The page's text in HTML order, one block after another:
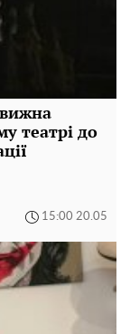
театрі до
15:00 20.05